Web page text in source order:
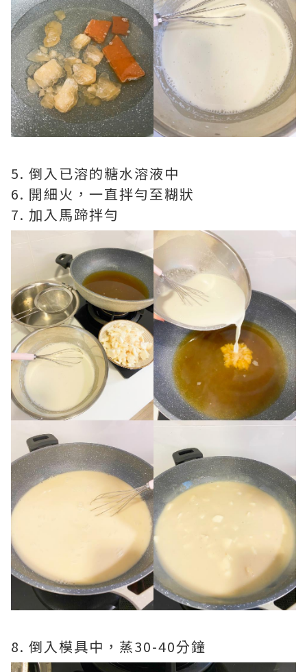
5. 倒入已溶的糖水溶液中
6. 開細火，一直拌勻至糊狀
7. 加入馬蹄拌勻
8. 倒入模具中，蒸30-40分鐘